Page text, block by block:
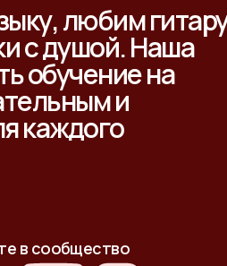
любим
с душой. Наша
обучение на
и
каждого
в сообщество